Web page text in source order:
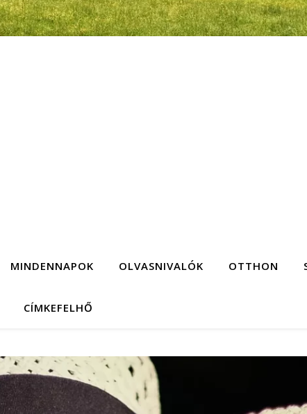
MINDENNAPOK OLVASNIVALÓK OTTHON
CÍMKEFELHŐ